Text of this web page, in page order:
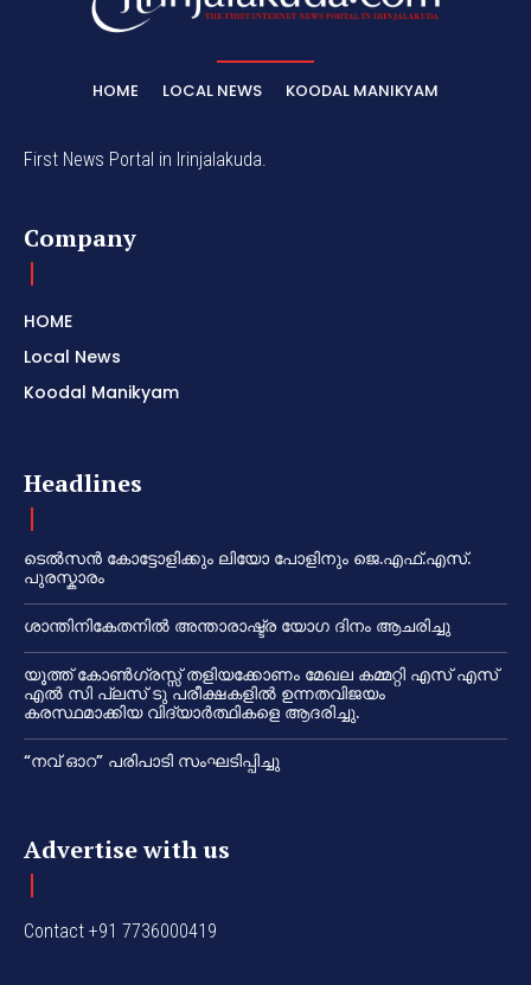
HOME LOCAL NEWS KOODAL MANIKYAM
First News Portal in Irinjalakuda.
Company
HOME
Local News
Koodal Manikyam
Headlines
ടെൽസൻ കോട്ടോളിക്കും ലിയോ പോളിനും ജെ.എഫ്.എസ്.
പുരസ്കാരം
ശാന്തിനികേതനിൽ അന്താരാഷ്ട്ര യോഗ ദിനം ആചരിച്ചു
യൂത്ത് കോൺഗ്രസ്സ് തളിയക്കോണം മേഖല കമ്മറ്റി എസ് എസ്
എൽ സി പ്ലസ് ടു പരീക്ഷകളിൽ ഉന്നതവിജയം
കരസ്ഥമാക്കിയ വിദ്യാർത്ഥികളെ ആദരിച്ചു.
“നവ് ഓറ” പരിപാടി സംഘടിപ്പിച്ചു
Advertise with us
Contact +91 7736000419